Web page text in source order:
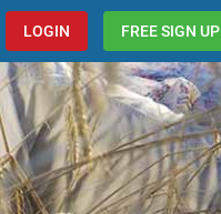
LOGIN FREE SIGN UP